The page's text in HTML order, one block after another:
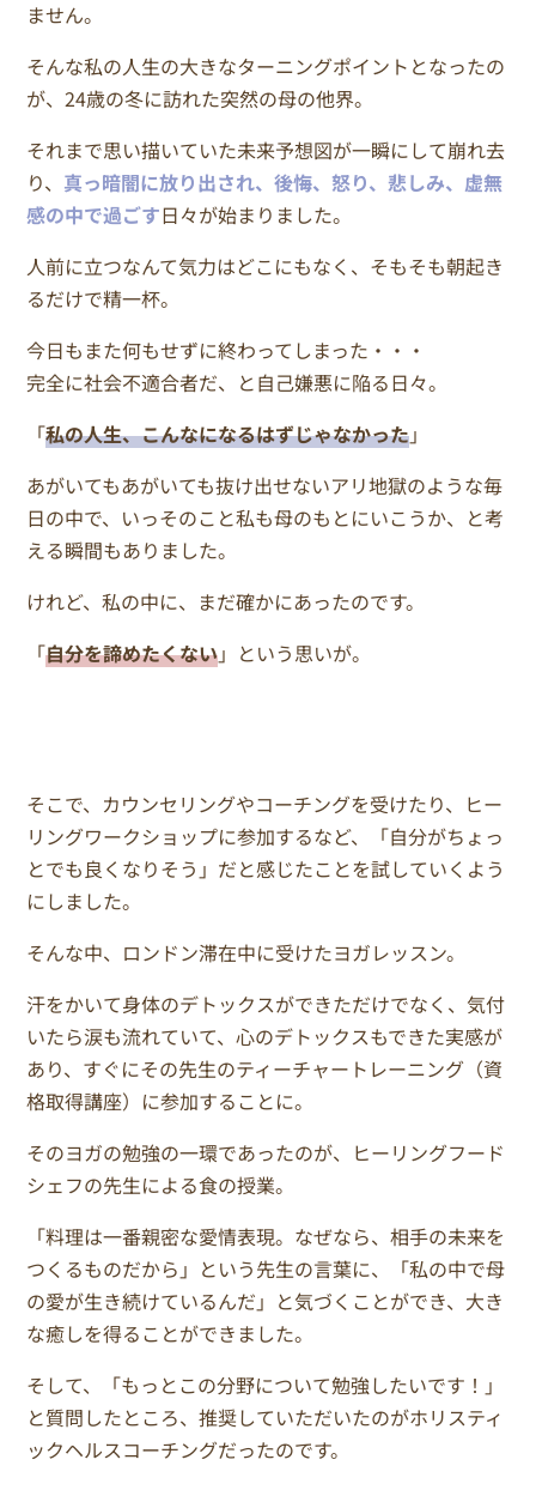
ません。
そんな私の人生の大きなターニングポイントとなったの
が、24歳の冬に訪れた突然の母の他界。
それまで思い描いていた未来予想図が一瞬にして崩れ去
り、 真っ暗闇に放り出され、後悔、怒り、悲しみ、虚無
感の中で過ごす日々が始まりました。
人前に立つなんて気力はどこにもなく、そもそも朝起き
るだけで精一杯。
今日もまた何もせずに終わってしまった・・・
完全に社会不適合者だ、と自己嫌悪に陥る日々。
「私の人生、こんなになるはずじゃなかった」
あがいてもあがいても抜け出せないアリ地獄のような毎
日の中で、いっそのこと私も母のもとにいこうか、と考
える瞬間もありました。
けれど、私の中に、まだ確かにあったのです。
「自分を諦めたくない」という思いが。
そこで、カウンセリングやコーチングを受けたり、ヒー
リングワークショップに参加するなど、「自分がちょっ
とでも良くなりそう」だと感じたことを試していくよう
にしました。
そんな中、ロンドン滞在中に受けたヨガレッスン。
汗をかいて身体のデトックスができただけでなく、気付
いたら涙も流れていて、心のデトックスもできた実感が
あり、すぐにその先生のティーチャートレーニング（資
格取得講座）に参加することに。
そのヨガの勉強の一環であったのが、ヒーリングフード
シェフの先生による食の授業。
「料理は一番親密な愛情表現。なぜなら、相手の未来を
つくるものだから」という先生の言葉に、「私の中で母
の愛が生き続けているんだ」と気づくことができ、大き
な癒しを得ることができました。
そして、「もっとこの分野について勉強したいです！」
と質問したところ、推奨していただいたのがホリスティ
ックヘルスコーチングだったのです。